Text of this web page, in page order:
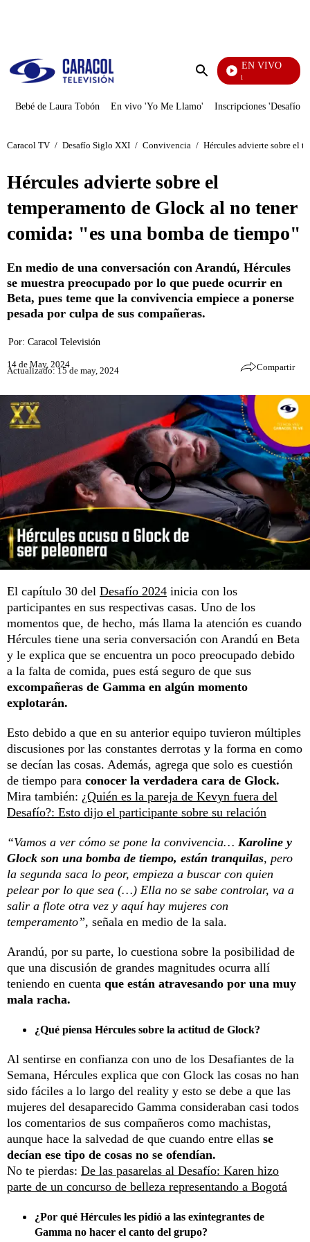
Enviar
EN VIVO
Noticias Caracol
Bebé de Laura Tobón En vivo 'Yo Me Llamo' Inscripciones 'Desafío'
Caracol TV / Desafío Siglo XXI / Convivencia / Hércules advierte sobre el
Hércules advierte sobre el
temperamento de Glock al no tener
comida: "es una bomba de tiempo"
En medio de una conversación con Arandú, Hércules
se muestra preocupado por lo que puede ocurrir en
Beta, pues teme que la convivencia empiece a ponerse
pesada por culpa de sus compañeras.
Por: Caracol Televisión
14 de May, 2024
Actualizado: 15 de may, 2024 Compartir
El capítulo 30 del Desafío 2024 inicia con los
participantes en sus respectivas casas. Uno de los
momentos que, de hecho, más llama la atención es cuando
Hércules tiene una seria conversación con Arandú en Beta
y le explica que se encuentra un poco preocupado debido
a la falta de comida, pues está seguro de que sus
excompañeras de Gamma en algún momento
explotarán.
Esto debido a que en su anterior equipo tuvieron múltiples
discusiones por las constantes derrotas y la forma en como
se decían las cosas. Además, agrega que solo es cuestión
de tiempo para conocer la verdadera cara de Glock.
Mira también: ¿Quién es la pareja de Kevyn fuera del
Desafío?: Esto dijo el participante sobre su relación
“Vamos a ver cómo se pone la convivencia… Karoline y
Glock son una bomba de tiempo, están tranquilas, pero
la segunda saca lo peor, empieza a buscar con quien
pelear por lo que sea (…) Ella no se sabe controlar, va a
salir a flote otra vez y aquí hay mujeres con
temperamento”, señala en medio de la sala.
Arandú, por su parte, lo cuestiona sobre la posibilidad de
que una discusión de grandes magnitudes ocurra allí
teniendo en cuenta que están atravesando por una muy
mala racha.
¿Qué piensa Hércules sobre la actitud de Glock?
Al sentirse en confianza con uno de los Desafiantes de la
Semana, Hércules explica que con Glock las cosas no han
sido fáciles a lo largo del reality y esto se debe a que las
mujeres del desaparecido Gamma consideraban casi todos
los comentarios de sus compañeros como machistas,
aunque hace la salvedad de que cuando entre ellas se
decían ese tipo de cosas no se ofendían.
No te pierdas: De las pasarelas al Desafío: Karen hizo
parte de un concurso de belleza representando a Bogotá
¿Por qué Hércules les pidió a las exintegrantes de
Gamma no hacer el canto del grupo?